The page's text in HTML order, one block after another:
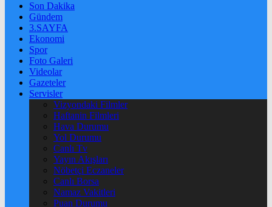
Son Dakika
Gündem
3.SAYFA
Ekonomi
Spor
Foto Galeri
Videolar
Gazeteler
Servisler
Vizyondaki Filmler
Haftanin Filmleri
Hava Durumu
Yol Durumu
Canlı Tv
Yayın Akışları
Nöbetçi Eczaneler
Canlı Borsa
Namaz Vakitleri
Puan Durumu